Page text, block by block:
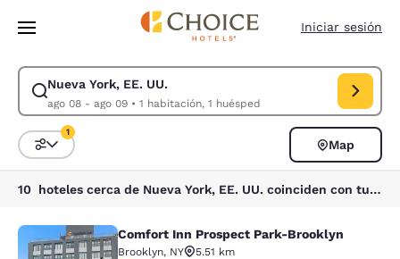
Saltar A Contenido Principal
Iniciar sesión
Nueva York, EE. UU.
ago 08 - ago 09• 1 habitación, 1 huésped
Modificar búsqueda para Nueva York, EE. UU.. Fecha de entrada ago
Ordenar y filtrar
1
Map
10 hoteles cerca de Nueva York, EE. UU. coinciden con tus filtros
Comfort Inn Prospect Park-
Comfort Inn Prospect Park-Brooklyn
Brooklyn, NY
5.51 km